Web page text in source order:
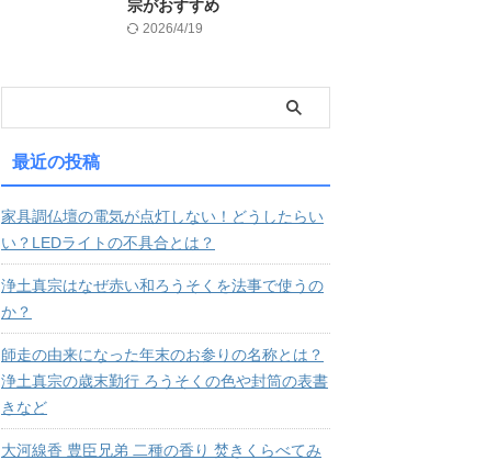
宗がおすすめ
2026/4/19
最近の投稿
家具調仏壇の電気が点灯しない！どうしたらい
い？LEDライトの不具合とは？
浄土真宗はなぜ赤い和ろうそくを法事で使うの
か？
師走の由来になった年末のお参りの名称とは？
浄土真宗の歳末勤行 ろうそくの色や封筒の表書
きなど
大河線香 豊臣兄弟 二種の香り 焚きくらべてみ